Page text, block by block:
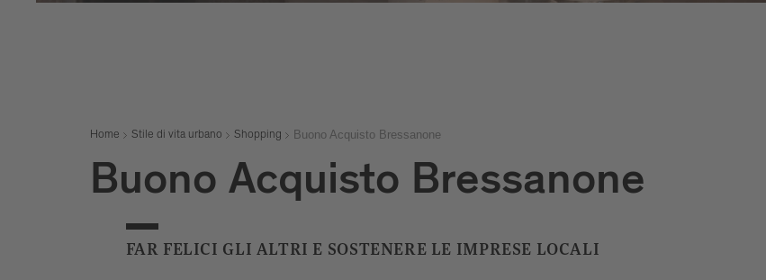
Home Stile di vita urbano Shopping Buono Acquisto Bressanone
Buono Acquisto Bressanone
FAR FELICI GLI ALTRI E SOSTENERE LE IMPRESE LOCALI